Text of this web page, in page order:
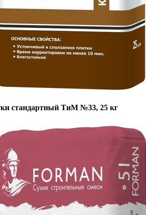
стандартный ТиМ №33, 25 кг